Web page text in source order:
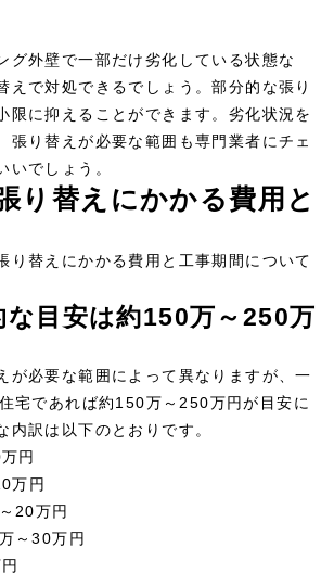
グ外壁で一部だけ劣化している状態な
えで対処できるでしょう。部分的な張り
限に抑えることができます。劣化状況を
張り替えが必要な範囲も専門業者にチェ
いでしょう。
り替えにかかる費用と
り替えにかかる費用と工事期間について
な目安は約150万～250万
が必要な範囲によって異なりますが、一
宅であれば約150万～250万円が目安に
内訳は以下のとおりです。
円
万円
20万円
～30万円